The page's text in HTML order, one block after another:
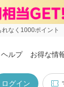
れなく1000ポイント
ヘルプ お得な情
ログイン